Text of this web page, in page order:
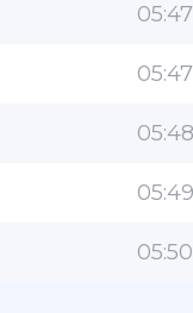
05:47
05:47
05:48
05:49
05:50